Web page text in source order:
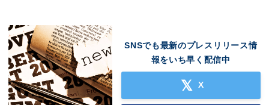
SNSでも最新のプレスリリース情
報をいち早く配信中
X